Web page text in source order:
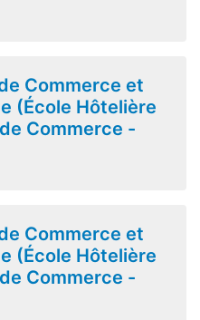
Commerce et
(École Hôtelière
Commerce -
Commerce et
(École Hôtelière
Commerce -